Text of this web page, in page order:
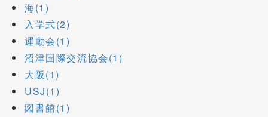
海(1)
入学式(2)
運動会(1)
沼津国際交流協会(1)
大阪(1)
USJ(1)
図書館(1)